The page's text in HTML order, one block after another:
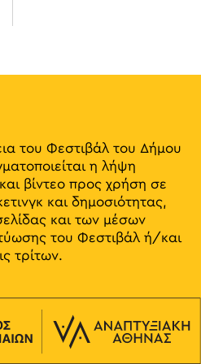
του Φεστιβάλ του Δήμου
η λήψη
βίντεο προς χρήση σε
και δημοσιότητας,
και των μέσων
του Φεστιβάλ ή/και
τρίτων.